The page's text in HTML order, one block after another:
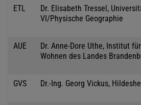
ETL
Dr. Elisabeth Tressel,
VI/Physische Geographie
AUE
Dr. Anne-Dore Uthe, Institut
Wohnen des Landes
GVS Dr.-Ing. Georg Vickus,